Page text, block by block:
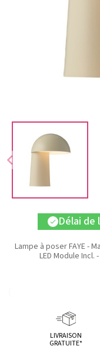
chevron_left
check Délai de
Lampe à poser FAYE -
LIVRAISON
GRATUITE*